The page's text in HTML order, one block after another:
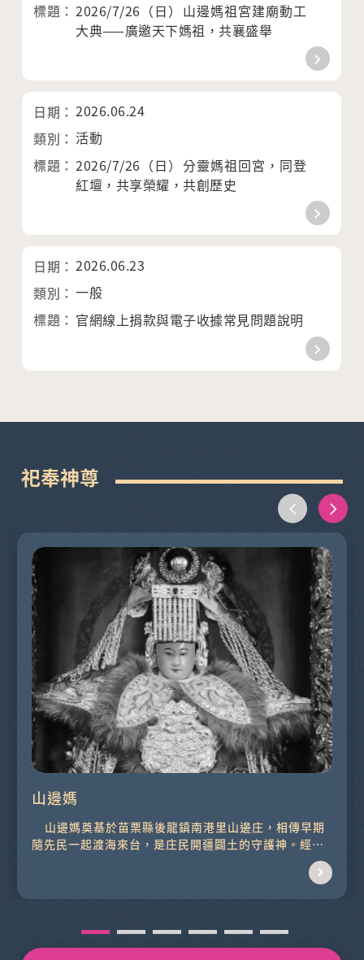
2026/7/26（日）山邊媽祖宮建廟動工
大典——廣邀天下媽祖，共襄盛舉
2026.06.24
活動
2026/7/26（日）分靈媽祖回宮，同登
紅壇，共享榮耀，共創歷史
2026.06.23
一般
官網線上捐款與電子收據常見問題說明
祀奉神尊
山邊媽
隨先民一起渡海來台，是庄民開疆闢土的守護神。經